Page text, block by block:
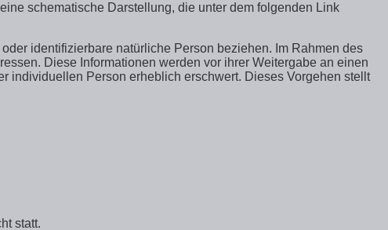
schematische Darstellung, die unter dem folgenden Link
identifizierbare natürliche Person beziehen. Im Rahmen des
Diese Informationen werden vor ihrer Weitergabe an einen
individuellen Person erheblich erschwert. Dieses Vorgehen stellt
statt.